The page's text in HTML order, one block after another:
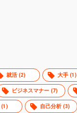
就活 (2) 大手 (1)
ビジネスマナー (7)
(1) 自己分析 (3)